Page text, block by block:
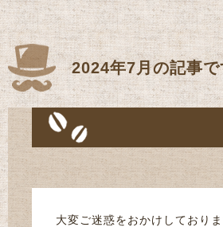
2024年7月の記事で
大変ご迷惑をおかけしておりま